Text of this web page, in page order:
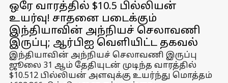
ஒரே வாரத்தில் $10.5 பில்லியன்
உயர்வு! சாதனை படைக்கும்
இந்தியாவின் அந்நியச் செலாவணி
இருப்பு; ஆர்பிஐ வெளியிட்ட தகவல்
இந்தியாவின் அந்நியச் செலாவணி இருப்பு
ஜூலை 31 ஆம் தேதியுடன் முடிந்த வாரத்தில்
$10.512 பில்லியன் அளவுக்கு உயர்ந்து மொத்தம்